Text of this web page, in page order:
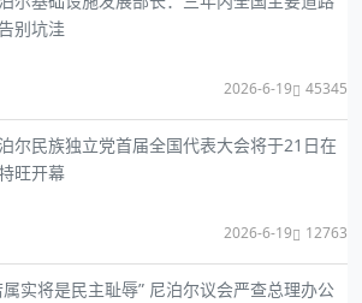
别坑洼
2026-6-19 45345
尔民族独立党首届全国代表大会将于21日在
旺开幕
2026-6-19 12763
属实将是民主耻辱” 尼泊尔议会严查总理办公